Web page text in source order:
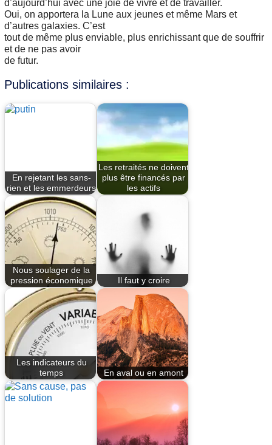
d’aujourd’hui avec une joie de vivre et de travailler.
Oui, on apportera la Lune aux jeunes et même Mars et
d’autres galaxies. C’est
tout de même plus enviable, plus enrichissant que de souffrir
et de ne pas avoir
de futur.
Publications similaires :
En rejetant les sans-
rien et les emmerdeurs
Les retraités ne doivent
plus être financés par
les actifs
Nous soulager de la
pression économique
Il faut y croire
Les indicateurs du
temps
En aval ou en amont